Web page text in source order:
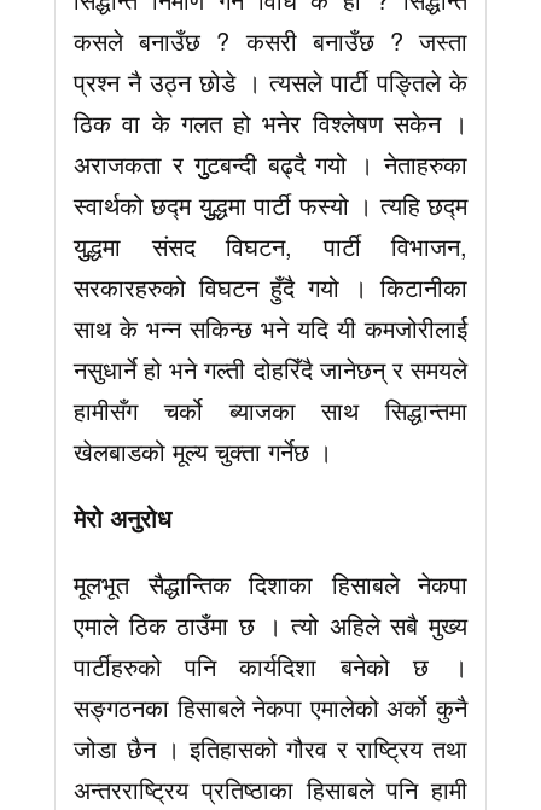
कसले बनाउँछ ? कसरी बनाउँछ ? जस्ता
प्रश्न नै उठ्न छोडे । त्यसले पार्टी पङ्तिले के
ठिक वा के गलत हो भनेर विश्लेषण सकेन ।
अराजकता र गुुटबन्दी बढ्दै गयो । नेताहरुका
स्वार्थको छद्म युुद्धमा पार्टी फस्यो । त्यहि छद्म
युुद्धमा संसद विघटन, पार्टी विभाजन,
सरकारहरुको विघटन हुँदै गयो । किटानीका
साथ के भन्न सकिन्छ भने यदि यी कमजोरीलार्ई
नसुधार्ने हो भने गल्ती दोहरिँदै जानेछन् र समयले
हामीसँग चर्को ब्याजका साथ सिद्धान्तमा
खेलबाडको मूल्य चुक्ता गर्नेछ ।
मेरो अनुरोध
मूलभूत सैद्धान्तिक दिशाका हिसाबले नेकपा
एमाले ठिक ठाउँमा छ । त्यो अहिले सबै मुख्य
पार्टीहरुको पनि कार्यदिशा बनेको छ ।
सङ्गठनका हिसाबले नेकपा एमालेको अर्को कुनै
जोडा छैन । इतिहासको गौरव र राष्ट्रिय तथा
अन्तरराष्ट्रिय प्रतिष्ठाका हिसाबले पनि हामी